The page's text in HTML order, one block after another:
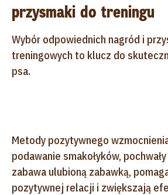
przysmaki do treningu
Wybór odpowiednich nagród i
treningowych to klucz do
psa.
Metody pozytywnego
podawanie smakołyków,
zabawa ulubioną zabawką,
pozytywnej relacji i zwiększają